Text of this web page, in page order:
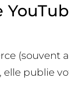
(souvent
publie